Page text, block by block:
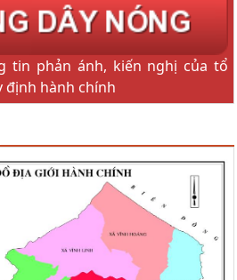
tin phản ánh, kiến nghị của tổ
định hành chính